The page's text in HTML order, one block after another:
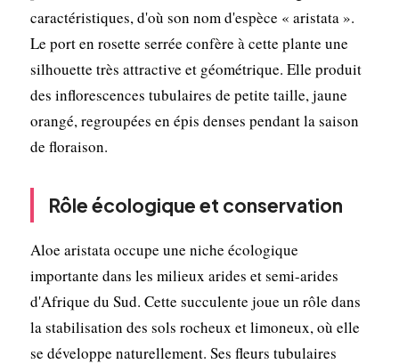
caractéristiques, d'où son nom d'espèce « aristata ».
Le port en rosette serrée confère à cette plante une
silhouette très attractive et géométrique. Elle produit
des inflorescences tubulaires de petite taille, jaune
orangé, regroupées en épis denses pendant la saison
de floraison.
Rôle écologique et conservation
Aloe aristata occupe une niche écologique
importante dans les milieux arides et semi-arides
d'Afrique du Sud. Cette succulente joue un rôle dans
la stabilisation des sols rocheux et limoneux, où elle
se développe naturellement. Ses fleurs tubulaires